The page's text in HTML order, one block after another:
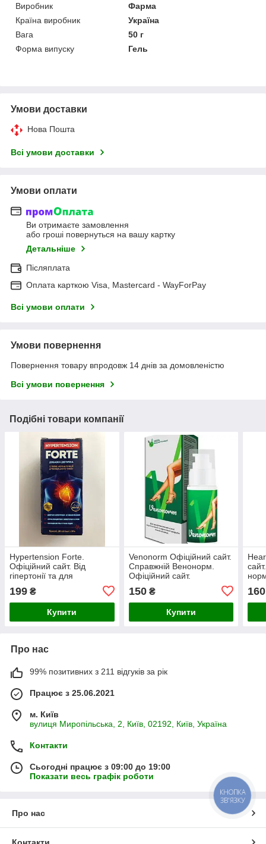
Виробник
Фарма
Країна виробник
Україна
Вага
50 г
Форма випуску
Гель
Умови доставки
Нова Пошта
Всі умови доставки
Умови оплати
Ви отримаєте замовлення
або гроші повернуться на вашу картку
Детальніше
Післяплата
Оплата карткою Visa, Mastercard - WayForPay
Всі умови оплати
Умови повернення
Повернення товару впродовж 14 днів за домовленістю
Всі умови повернення
Подібні товари компанії
Hypertension Forte.
Офіційний сайт. Від
гіпертонії та для
(Гіпертенсіон Форте)
199 ₴
Купити
Venonorm Офіційний сайт.
Справжній Венонорм.
Офіційний сайт.
150₴
Купити
160
Про нас
99% позитивних з 211 відгуків за рік
Працює з 25.06.2021
м. Київ
вулиця Миропільська, 2, Київ, 02192, Київ, Україна
Контакти
Сьогодні працює з 09:00 до 19:00
Показати весь графік роботи
Про нас
КНОПКА
ЗВ'ЯЗКУ